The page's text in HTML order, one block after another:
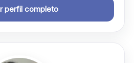
perfil completo